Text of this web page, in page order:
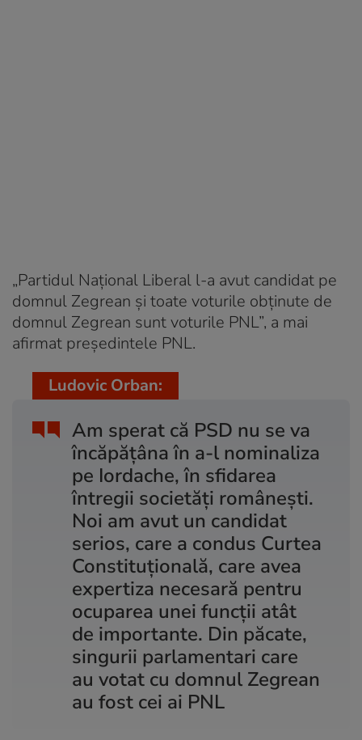
„Partidul Național Liberal l-a avut candidat pe
domnul Zegrean și toate voturile obținute de
domnul Zegrean sunt voturile PNL”, a mai
afirmat președintele PNL.
Am sperat că PSD nu se va
încăpățâna în a-l nominaliza
pe Iordache, în sfidarea
întregii societăți românești.
Noi am avut un candidat
serios, care a condus Curtea
Constituțională, care avea
expertiza necesară pentru
ocuparea unei funcții atât
de importante. Din păcate,
singurii parlamentari care
au votat cu domnul Zegrean
au fost cei ai PNL
Ludovic Orban: